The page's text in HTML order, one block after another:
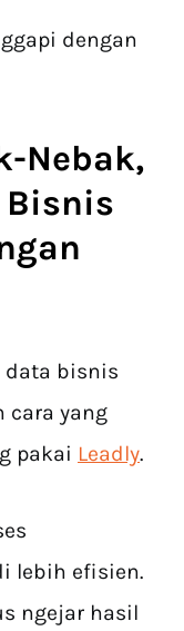
dengan
Nebak,
Bisnis
data bisnis
cara yang
pakai Leadly.
lebih efisien.
ngejar hasil